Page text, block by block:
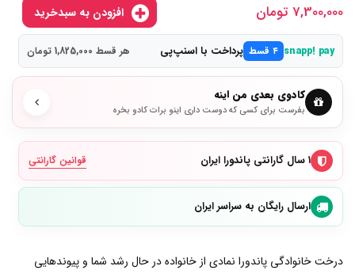
7,300,000 تومان
snapp! pay ۴ قسط پرداخت با اسنپ‌پی هر قسط 1,825,000 تومان
کادوی بعدی من اینه
بفرست برای کسی که دوست داری اینو برات کادو بخره
۱ سال گارانتی پاندورا ایران قوانین گارانتی
ارسال رایگان به سراسر ایران
درخت خانوادگی پاندورا نمادی از خانواده در حال رشد شما و پیوندهایی